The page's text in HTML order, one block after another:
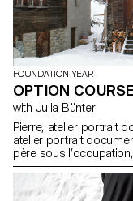
FOUNDATION YEAR
OPTION
with Julia Bünter
Pierre, atelier portrait
atelier portrait
père sous